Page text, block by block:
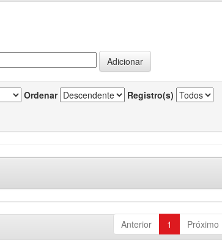
Ordenar Registro(s)
Anterior 1 Próximo